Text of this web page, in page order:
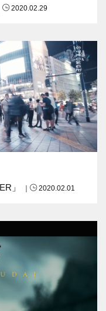
2020.02.29
」
2020.02.01